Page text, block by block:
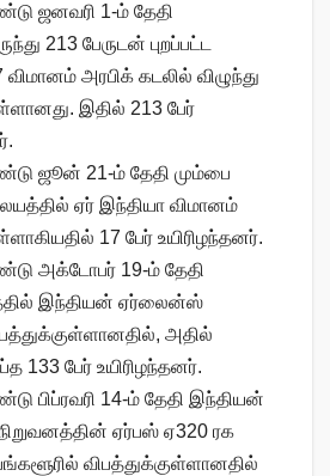
ஜனவரி 1-ம் தேதி
213 பேருடன் புறப்பட்ட
விமானம் அரபிக் கடலில் விழுந்து
இதில் 213 பேர்
ஜூன் 21-ம் தேதி மும்பை
ஏர் இந்தியா விமானம்
17 பேர் உயிரிழந்தனர்.
அக்டோபர் 19-ம் தேதி
இந்தியன் ஏர்லைன்ஸ்
அதில்
133 பேர் உயிரிழந்தனர்.
பிப்ரவரி 14-ம் தேதி இந்தியன்
ஏர்பஸ் ஏ320 ரக
விபத்துக்குள்ளானதில்